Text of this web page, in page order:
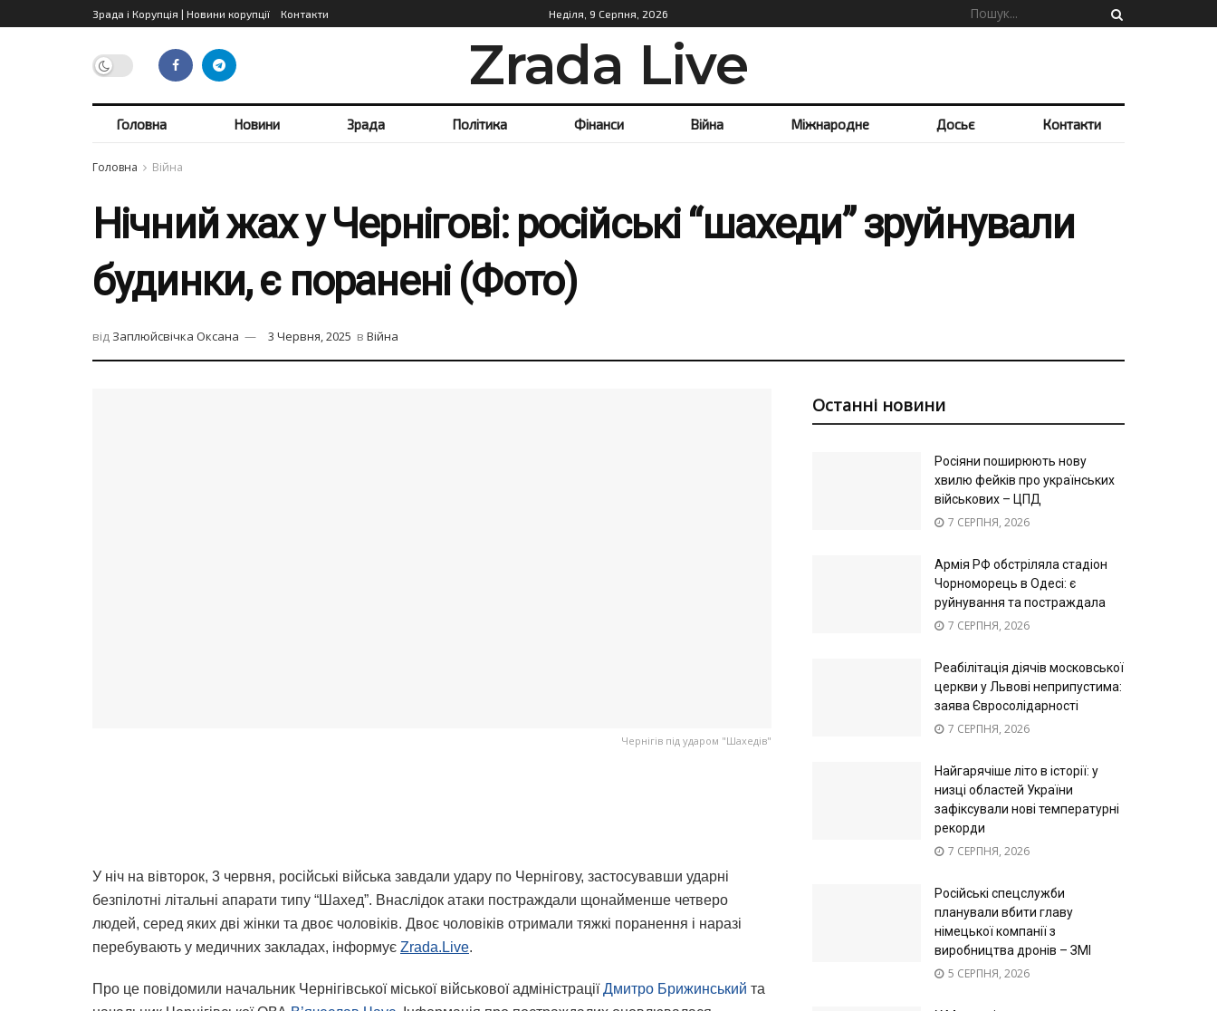
Зрада і Корупція | Новини корупції Контакти Неділя, 9 Серпня, 2026
Zrada Live
Головна Новини Зрада Політика Фінанси Війна Міжнародне Досьє Контакти
Головна Війна
Нічний жах у Чернігові: російські “шахеди” зруйнували
будинки, є поранені (Фото)
від Заплюйсвічка Оксана 3 Червня, 2025 в Війна
Чернігів під ударом "Шахедів"
У ніч на вівторок, 3 червня, російські війська завдали удару по Чернігову, застосувавши ударні
безпілотні літальні апарати типу “Шахед”. Внаслідок атаки постраждали щонайменше четверо
людей, серед яких дві жінки та двоє чоловіків. Двоє чоловіків отримали тяжкі поранення і наразі
перебувають у медичних закладах, інформує Zrada.Live.
Про це повідомили начальник Чернігівської міської військової адміністраціїДмитро Брижинський та
Останні новини
Росіяни поширюють нову
хвилю фейків про українських
військових – ЦПД
7 СЕРПНЯ, 2026
Армія РФ обстріляла стадіон
Чорноморець в Одесі: є
руйнування та постраждала
7 СЕРПНЯ, 2026
Реабілітація діячів московської
церкви у Львові неприпустима:
заява Євросолідарності
7 СЕРПНЯ, 2026
Найгарячіше літо в історії: у
низці областей України
зафіксували нові температурні
рекорди
7 СЕРПНЯ, 2026
Російські спецслужби
планували вбити главу
німецької компанії з
виробництва дронів – ЗМІ
5 СЕРПНЯ, 2026